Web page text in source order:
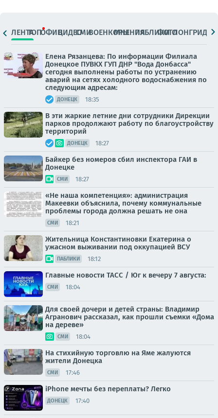
ЛЕНТАТОПОФИЦ.ВИДЕОСМИВОЕНКОРЫМНЕНИЯПАБЛИКИ
ФОТОЛОНГРИДЫ
Елена Рязанцева: По информации Филиала
Донецкое ПУВКХ ГУП ДНР "Вода Донбасса"
сегодня выполнены работы по устранению
аварий на сетях холодного водоснабжения по
следующим адресам:
ДОНЕЦК 18:35
В эти жаркие летние дни сотрудники Дирекции
парков продолжают работу по благоустройству
территорий
ДОНЕЦК 18:27
Байкер без номеров сбил инспектора ГАИ в
Донецке
СМИ 18:27
«Не наша компетенция»: администрация
Макеевки объяснила, почему коммунальные
проблемы города должна решать не она
СМИ 18:21
Жительница Константиновки Екатерина о
ужасном выживании под оккупацией ВСУ
ПАБЛИКИ 18:12
Главные новости ТАСС / Юг к вечеру 7 августа:
СМИ 18:04
Для своей дочери и детей страны: Владимир
Агранович рассказал, как прошли съемки «Дома
на дереве»
СМИ 18:04
На стихийную торговлю на Яме жалуются
жители Донецка
СМИ 17:46
iPhone мечты без переплаты? Легко
ДОНЕЦК 17:40